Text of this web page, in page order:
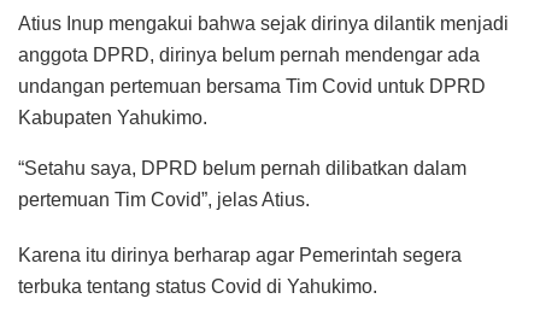
Atius Inup mengakui bahwa sejak dirinya dilantik menjadi
anggota DPRD, dirinya belum pernah mendengar ada
undangan pertemuan bersama Tim Covid untuk DPRD
Kabupaten Yahukimo.
“Setahu saya, DPRD belum pernah dilibatkan dalam
pertemuan Tim Covid”, jelas Atius.
Karena itu dirinya berharap agar Pemerintah segera
terbuka tentang status Covid di Yahukimo.